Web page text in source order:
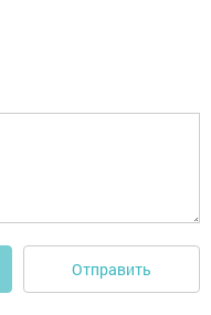
Отправить